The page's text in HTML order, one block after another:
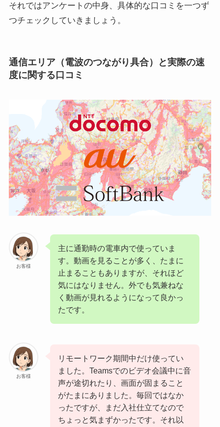
それではアンケートの中身、具体的な口コミを一つず
つチェックしていきましょう。
通信エリア（電波のつながり具合）と実際の速
度に関する口コミ
お客様
主に通勤時の電車内で使っていま
す。動画を見ることが多く、たまに
止まることもありますが、それほど
気にはなりません。外でも気兼ねな
く動画が見れるようになって良かっ
たです。
お客様
リモートワーク期間中だけ使ってい
ました。Teamsでのビデオ会議中に音
声が途切れたり、画面が固まること
がたまにありました。毎回ではなか
ったですが、まだ入社仕立てなので
ちょっと気まずかったです。それ以